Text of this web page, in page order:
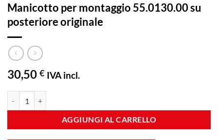
Manicotto per montaggio 55.0130.00 su
posteriore originale
30,50 € IVA incl.
AGGIUNGI AL CARRELLO